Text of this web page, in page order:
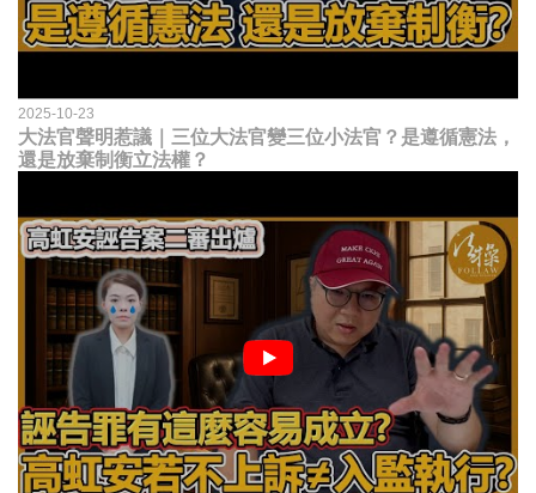
2025-10-23
大法官聲明惹議｜三位大法官變三位小法官？是遵循憲法，
還是放棄制衡立法權？